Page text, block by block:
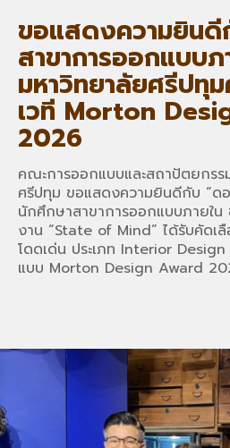
ขอแสดงความยิน
สาขาการออกแบบภ
มหาวิทยาลัยศรีปทุ
เวที Morton
2026
คณะการออกแบบและสถาปัตยกร
ศรีปทุม ขอแสดงความยินดีกับ “
นักศึกษาสาขาการออกแบบภายใน
งาน “State of Mind” ได้รับคัดเ
โดดเด่น ประเภท Interior Design
แบบ Morton Design Award